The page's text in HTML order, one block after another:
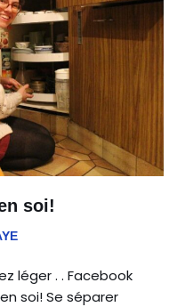
soi!
léger . . Facebook
soi! Se séparer